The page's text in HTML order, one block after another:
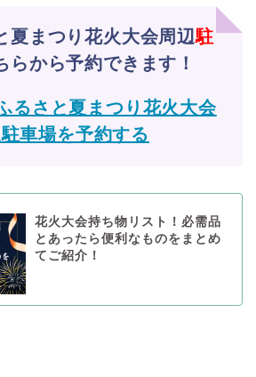
夏まつり花火大会周辺駐
らから予約できます！
るさと夏まつり花火大会
車場を予約する
花火大会持ち物リスト！必需品
とあったら便利なものをまとめ
てご紹介！